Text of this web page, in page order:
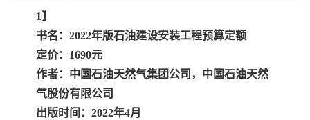
1】
书名：2022年版石油建设安装工程预算定额
定价：1690元
作者：中国石油天然气集团公司，中国石油天然
气股份有限公司
出版时间：2022年4月
锅炉及压力容器规范国际
性规范ASME
湖北省建设工程预算定额 年考军校教材资料
甘肃省建设工程预算定额 山西省建设工程预算定额
内蒙古建设工程预算定额